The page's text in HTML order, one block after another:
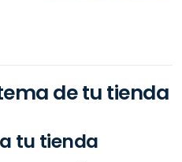
de tu tienda
tu tienda